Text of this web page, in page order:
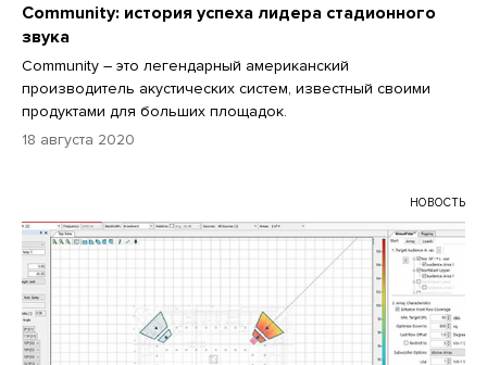
Community: история успеха лидера стадионного
звука
Community – это легендарный американский
производитель акустических систем, известный своими
продуктами для больших площадок.
18 августа 2020
НОВОСТЬ